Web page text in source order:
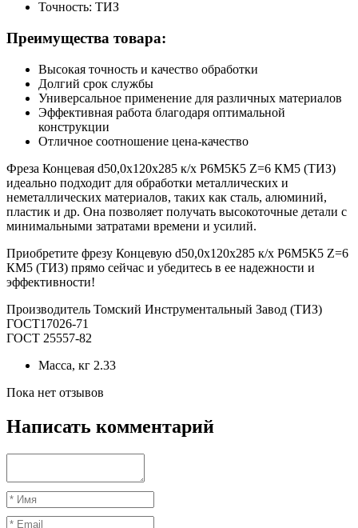
Точность: ТИЗ
Преимущества товара:
Высокая точность и качество обработки
Долгий срок службы
Универсальное применение для различных материалов
Эффективная работа благодаря оптимальной
конструкции
Отличное соотношение цена-качество
Фреза Концевая d50,0х120х285 к/х Р6М5К5 Z=6 КМ5 (ТИЗ)
идеально подходит для обработки металлических и
неметаллических материалов, таких как сталь, алюминий,
пластик и др. Она позволяет получать высокоточные детали с
минимальными затратами времени и усилий.
Приобретите фрезу Концевую d50,0х120х285 к/х Р6М5К5 Z=6
КМ5 (ТИЗ) прямо сейчас и убедитесь в ее надежности и
эффективности!
Производитель Томский Инструментальный Завод (ТИЗ)
ГОСТ17026-71
ГОСТ 25557-82
Масса, кг 2.33
Пока нет отзывов
Написать комментарий